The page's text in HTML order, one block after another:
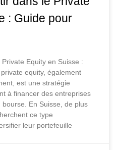
: Guide pour
Equity en Suisse :
equity, également
est une stratégie
à financer des entreprises
En Suisse, de plus
ce type
leur portefeuille